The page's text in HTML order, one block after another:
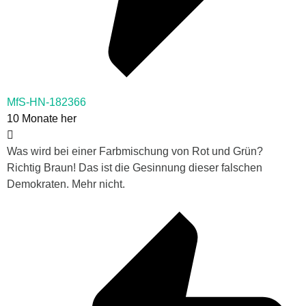
MfS-HN-182366
10 Monate her
Was wird bei einer Farbmischung von Rot und Grün?
Richtig Braun! Das ist die Gesinnung dieser falschen
Demokraten. Mehr nicht.